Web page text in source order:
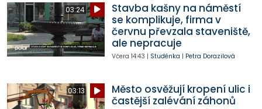
03:24
Stavba kašny na náměstí
se komplikuje, firma v
červnu převzala staveniště,
ale nepracuje
Včera 14:43 | Studénka | Petra Dorazilová
03:13
Město osvěžují kropení ulic i
častější zalévání záhonů